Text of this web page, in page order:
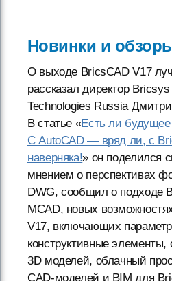
Новинки и
О выходе BricsCAD V17
рассказал директор Bricsys
Technologies Russia
В статье «Есть ли
С AutoCAD — вряд ли, с
наверняка!» он поделился
мнением о перспективах
DWG, сообщил о подходе
MCAD, новых
V17, включающих
конструктивные элементы,
3D моделей, облачный
CAD-моделей и BIM для